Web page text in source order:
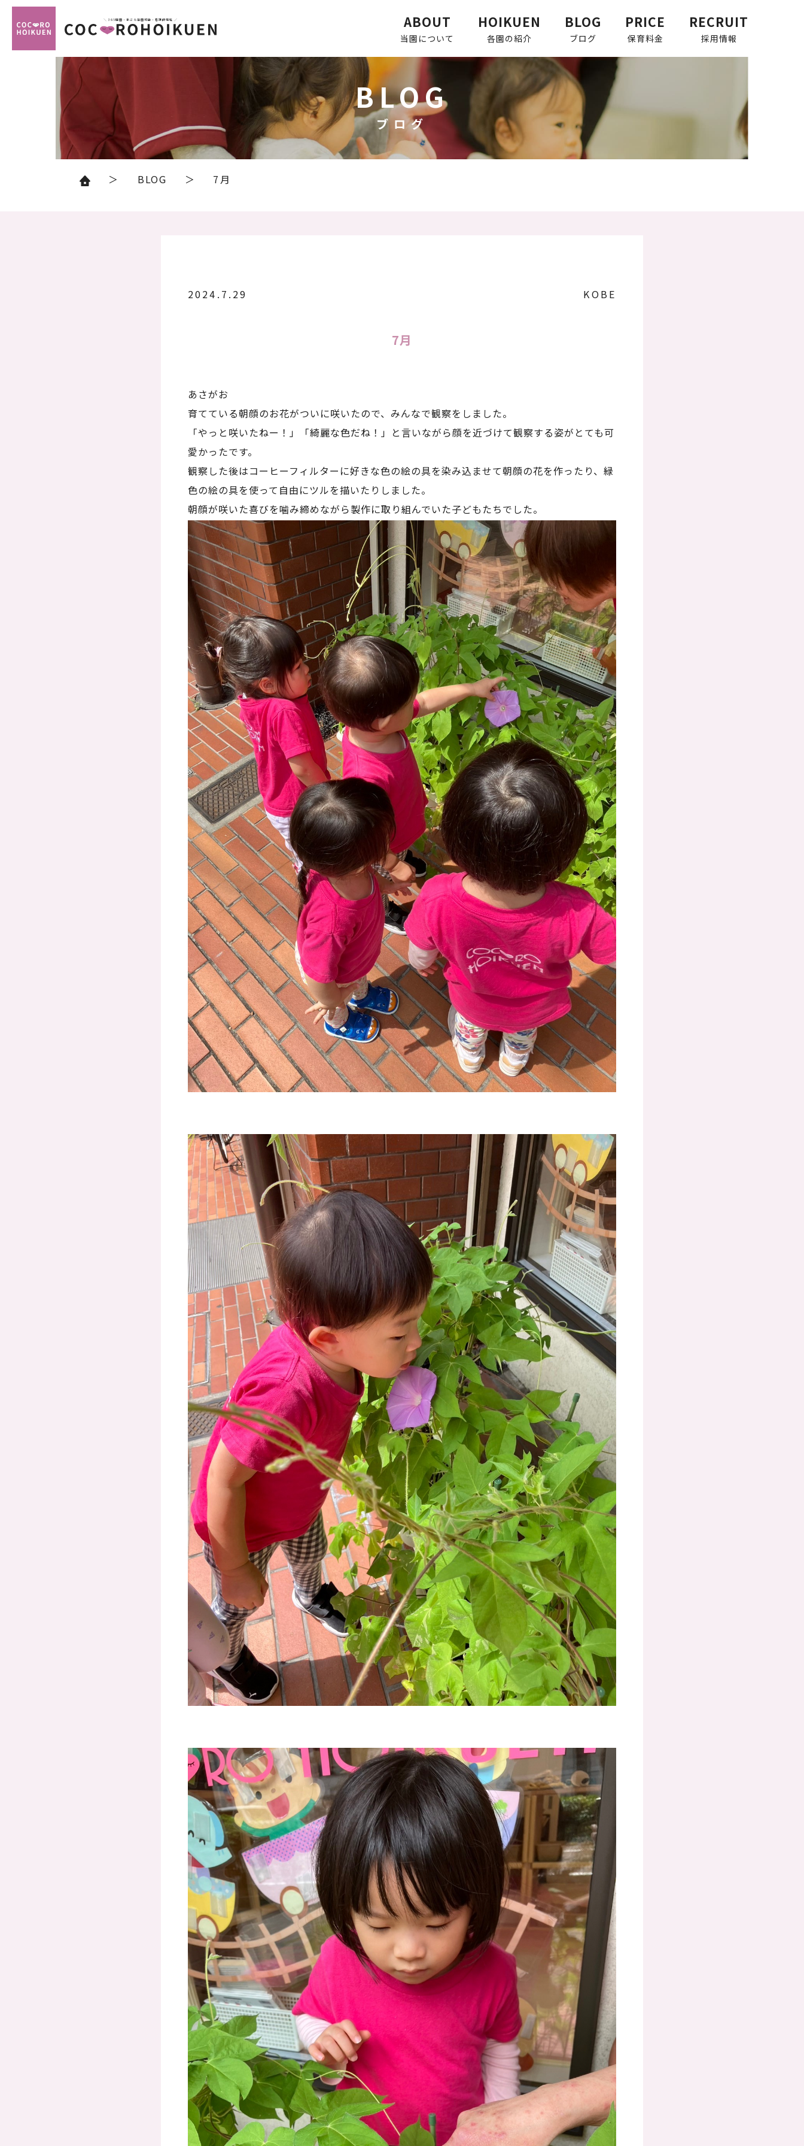
＼ 365開園・手ぶら登園可能・看護師常駐 ／ ABOUT
当園について
HOIKUEN
各園の紹介
BLOG
ブログ
PRICE
保育料金
RECRUIT
採用情報
BLOG
ブログ
BLOG 7月
2024.7.29 KOBE
7月
あさがお
育てている朝顔のお花がついに咲いたので、みんなで観察をしました。
「やっと咲いたねー！」「綺麗な色だね！」と言いながら顔を近づけて観察する姿がとても可
愛かったです。
観察した後はコーヒーフィルターに好きな色の絵の具を染み込ませて朝顔の花を作ったり、緑
色の絵の具を使って自由にツルを描いたりしました。
朝顔が咲いた喜びを噛み締めながら製作に取り組んでいた子どもたちでした。